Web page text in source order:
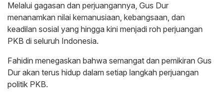
Melalui gagasan dan perjuangannya, Gus Dur
menanamkan nilai kemanusiaan, kebangsaan, dan
keadilan sosial yang hingga kini menjadi roh perjuangan
PKB di seluruh Indonesia.
Fahidin menegaskan bahwa semangat dan pemikiran Gus
Dur akan terus hidup dalam setiap langkah perjuangan
politik PKB.